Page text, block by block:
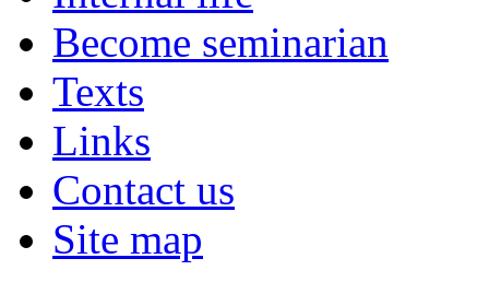
Become seminarian
Texts
Links
Contact us
Site map